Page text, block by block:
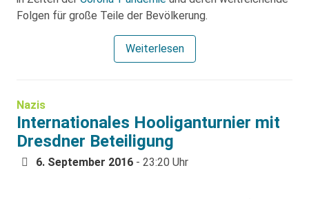
Folgen für große Teile der Bevölkerung.
Weiterlesen
Nazis
Internationales Hooliganturnier mit
Dresdner Beteiligung
6. September 2016 - 23:20 Uhr